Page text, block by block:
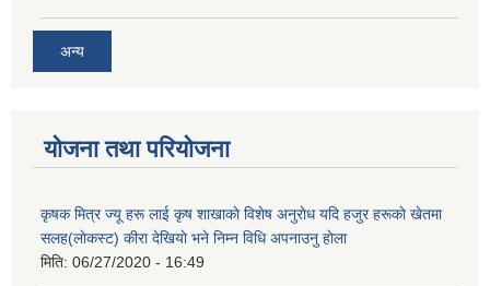
अन्य
योजना तथा परियोजना
कृषक मित्र ज्यू हरू लाई कृष शाखाकाे विशेष अनुराेध यदि हजुर हरूकाे खेतमा
सलह(लाेकस्ट) कीरा देखियाे भने निम्न विधि अपनाउनु हाेला
मिति: 06/27/2020 - 16:49